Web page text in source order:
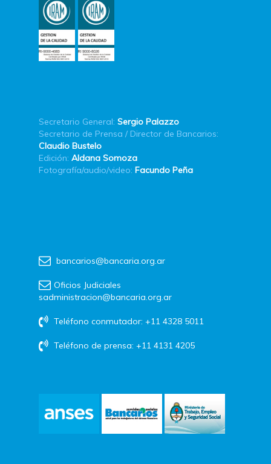
Secretario General: Sergio Palazzo
Secretario de Prensa / Director de Bancarios:
Claudio Bustelo
Edición: Aldana Somoza
Fotografía/audio/video: Facundo Peña
bancarios@bancaria.org.ar
Oficios Judiciales
sadministracion@bancaria.org.ar
Teléfono conmutador: +11 4328 5011
Teléfono de prensa: +11 4131 4205